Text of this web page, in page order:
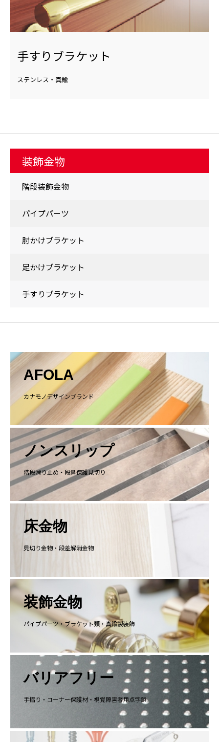
手すりブラケット
ステンレス・真鍮
装飾金物
階段装飾金物
パイプパーツ
肘かけブラケット
足かけブラケット
手すりブラケット
AFOLA
カナモノデザインブランド
ノンスリップ
階段滑り止め・段鼻保護見切り
床金物
見切り金物・段差解消金物
装飾金物
パイプパーツ・ブラケット類・真鍮製装飾
バリアフリー
手摺り・コーナー保護材・視覚障害者用点字鋲